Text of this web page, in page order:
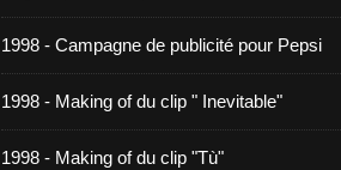
1998 - Campagne de publicité pour Pepsi
1998 - Making of du clip " Inevitable"
1998 - Making of du clip "Tù"